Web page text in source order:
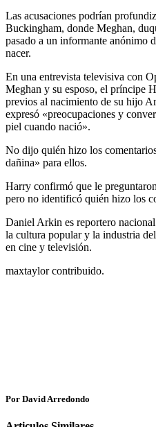
Las acusaciones podrían
Buckingham, donde Meghan,
pasado a un informante anónimo
nacer.
En una entrevista televisiva con
Meghan y su esposo, el príncipe
previos al nacimiento de su hijo
expresó «preocupaciones y
piel cuando nació».
No dijo quién hizo los
dañina» para ellos.
Harry confirmó que le
pero no identificó quién hizo los
Daniel Arkin es reportero
la cultura popular y la industria
en cine y televisión.
maxtaylor contribuido.
Por David Arredondo